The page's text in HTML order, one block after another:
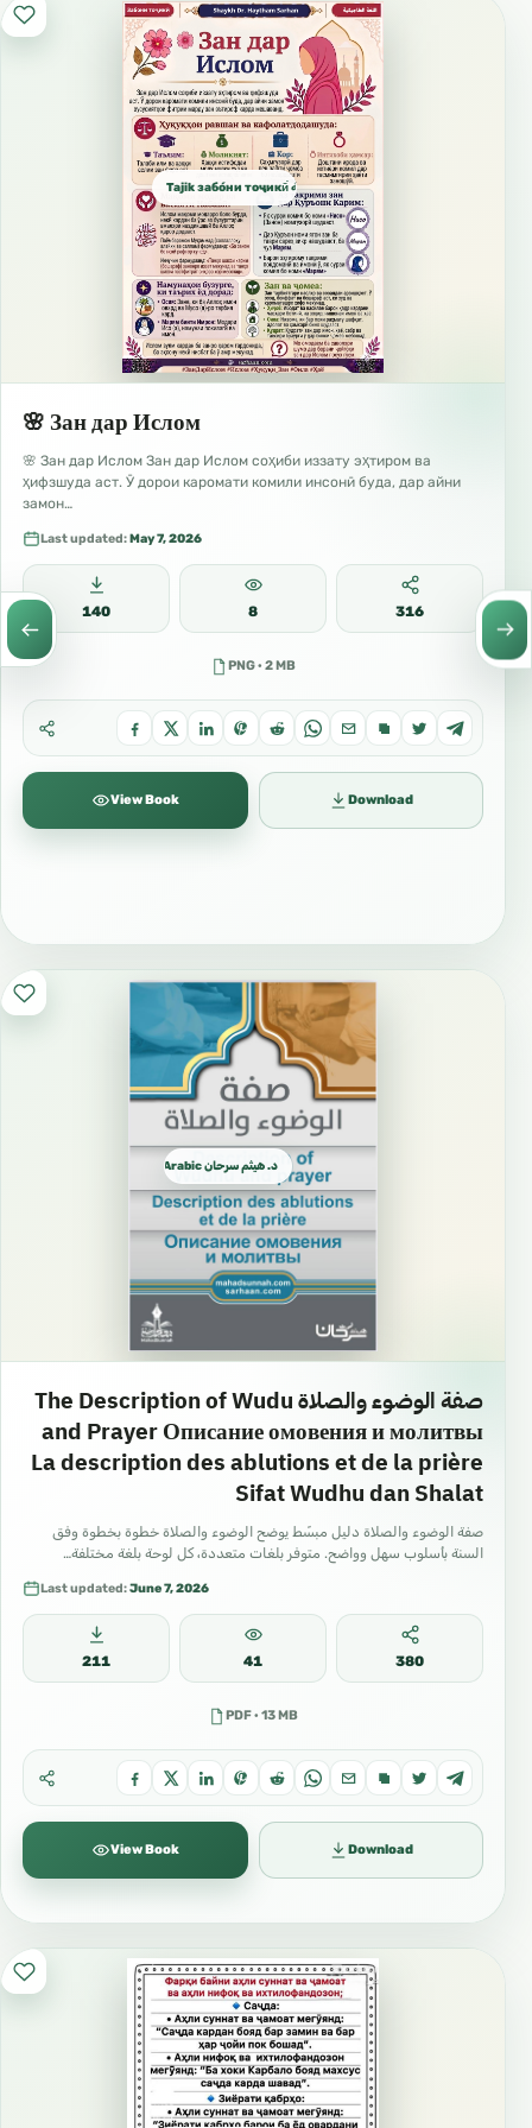
ҳидоят мекунад”. (Бақара:272).
اللغة الطاجيكية
Забони Тоҷикӣ
Tajik забо́ни тоҷикӣ́ الطاجيكية
🌸 Зан дар Ислом
🌸 Зан дар Ислом Зан дар Ислом соҳиби иззату эҳтиром ва
ҳифзшуда аст. Ӯ дорои каромати комили инсонӣ буда, дар айни
замон…
Last updated:May 7, 2026
140 8 316
PNG · 2 MB
View Book Download
د. هيثم سرحان Arabic العربية
صفة الوضوء والصلاة The Description of Wudu
and Prayer Описание омовения и молитвы
La description des ablutions et de la prière
Sifat Wudhu dan Shalat
صفة الوضوء والصلاة دليل مبسّط يوضح الوضوء والصلاة خطوة بخطوة وفق
السنة بأسلوب سهل وواضح. متوفر بلغات متعددة، كل لوحة بلغة مختلفة…
Last updated:June 7, 2026
211 41 380
PDF · 13 MB
View Book Download